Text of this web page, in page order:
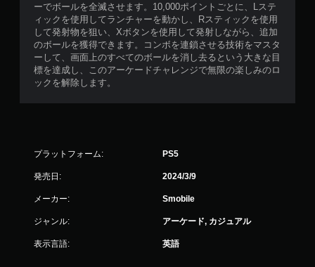
ーでボールを全滅させます。10,000ポイントごとに、Lステ
ィックを使用してランチャーを動かし、Rスティックを使用
して発射物を狙い、Xボタンを使用して発射しながら、追加
のボールを獲得できます。コンボを連鎖させる技術をマスタ
ーして、画面上のすべてのボールを消し去るという大きな目
標を達成し、このアーケードチャレンジで無限の楽しみのロ
ックを解除します。
プラットフォーム: PS5
発売日: 2024/3/9
メーカー: Smobile
ジャンル: アーケード, カジュアル
表示言語: 英語